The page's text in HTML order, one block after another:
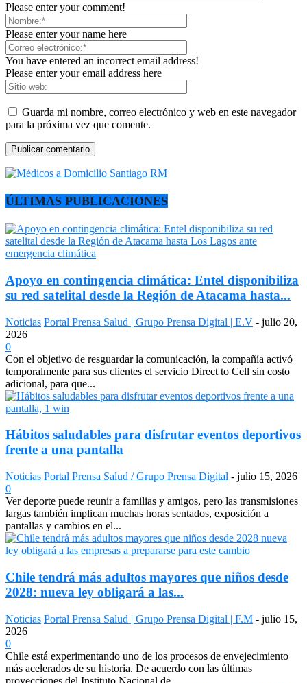
Please enter your comment!
Please enter your name here
You have entered an incorrect email address!
Please enter your email address here
Guarda mi nombre, correo electrónico y web en este navegador
para la próxima vez que comente.
ÚLTIMAS PUBLICACIONES
Apoyo en contingencia climática: Entel disponibiliza
su red satelital desde la Región de Atacama hasta...
Noticias Portal Prensa Salud | Grupo Prensa Digital | E.V - julio 20,
2026
0
Con el objetivo de resguardar la comunicación, la compañía activó
temporalmente para sus clientes el servicio Direct to Cell sin costo
adicional, para que...
Hábitos saludables para disfrutar eventos deportivos
frente a una pantalla
Noticias Portal Prensa Salud / Grupo Prensa Digital - julio 15, 2026
0
Ver deporte puede reunir a familias y amigos, pero las transmisiones
largas también implican muchas horas sentados, exposición a
pantallas y cambios en el...
Chile tendrá más adultos mayores que niños desde
2028: nueva ley obligará a las...
Noticias Portal Prensa Salud | Grupo Prensa Digital | F.M - julio 15,
2026
0
Chile está experimentando uno de los procesos de envejecimiento
más acelerados de su historia. De acuerdo con las últimas
proyecciones del Instituto Nacional de...